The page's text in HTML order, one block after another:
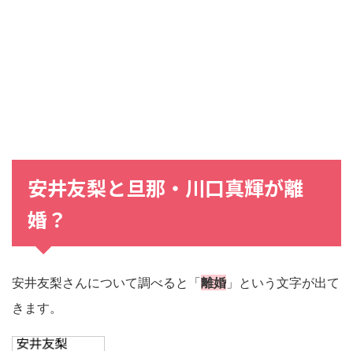
安井友梨と旦那・川口真輝が離
婚？
安井友梨さんについて調べると「離婚 」という文字が出て
きます。